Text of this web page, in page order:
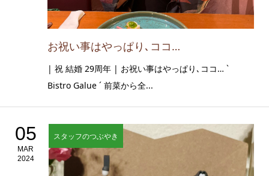
お祝い事はやっぱり､ココ…
| 祝 結婚 29周年 | お祝い事はやっぱり､ココ… `
Bistro Galue ´ 前菜から全...
05
MAR
2024
スタッフのつぶやき